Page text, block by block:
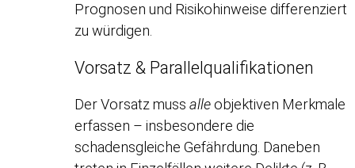
Prognosen und Risikohinweise differenziert
zu würdigen.
Vorsatz & Parallelqualifikationen
Der Vorsatz mussalleobjektiven Merkmale
erfassen – insbesondere die
schadensgleiche Gefährdung. Daneben